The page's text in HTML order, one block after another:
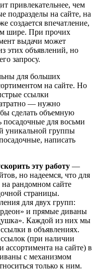
привлекательнее, чем
подразделы на сайте, на
создается впечатление,
шире. При прочих
выдачи может
этих объявлений, но
запросу.
для больших
на сайте. Но
ссылки
— нужно
сделать объемную
для восьми
уникальной группы
написать
эту работу —
но надеемся, что для
рандомном сайте
страницы.
для двух групп:
и прямые диваны
Каждой из них мы
в объявлениях.
(при наличии
ассортимента на сайте) в
с механизмом
только к ним.